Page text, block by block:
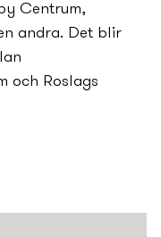
Centrum,
andra. Det blir
och Roslags